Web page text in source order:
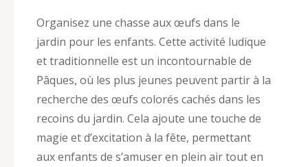
Organisez une chasse aux œufs dans le
jardin pour les enfants. Cette activité ludique
et traditionnelle est un incontournable de
Pâques, où les plus jeunes peuvent partir à la
recherche des œufs colorés cachés dans les
recoins du jardin. Cela ajoute une touche de
magie et d’excitation à la fête, permettant
aux enfants de s’amuser en plein air tout en